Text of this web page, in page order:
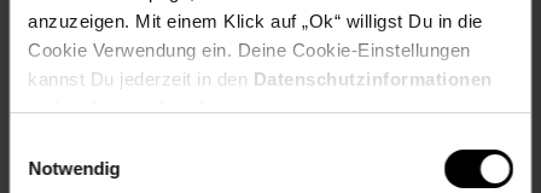
anzuzeigen. Mit einem Klick auf „Ok“ willigst Du in die
Cookie Verwendung ein. Deine Cookie-Einstellungen
kannst Du jederzeit in den Datenschutzinformationen
ändern bzw. widerrufen.
Notwendig
Artikel gehört zur Kategorie:Sport